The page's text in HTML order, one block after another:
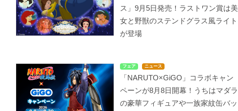
ス」9月5日発売！ラストワン賞は美
女と野獣のステンドグラス風ライト
が登場
フェア ニュース
「NARUTO×GiGO」コラボキャン
ペーンが8月8日開幕！うちはマダラ
の豪華フィギュアや一族家紋缶バッ